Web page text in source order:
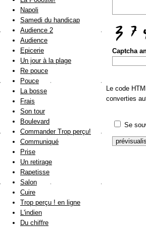
Captcha
Le code
converties
Se
Napoli
Samedi du handicap
Audience 2
Audience
Epicerie
Un jour à la plage
Re pouce
Pouce
La bosse
Frais
Son tour
Boulevard
Commander Trop perçu!
Communiqué
Prise
Un retirage
Rapetisse
Salon
Cuire
Trop perçu ! en ligne
L'indien
Du chiffre